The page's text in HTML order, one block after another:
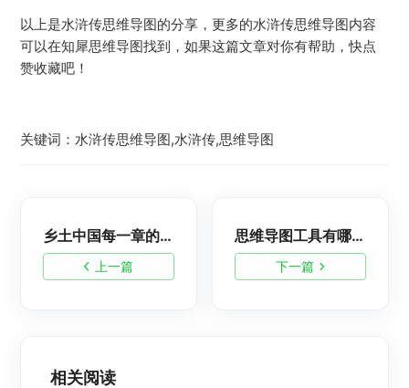
以上是水浒传思维导图的分享，更多的水浒传思维导图内容
可以在知犀思维导图找到，如果这篇文章对你有帮助，快点
赞收藏吧！
关键词：水浒传思维导图,水浒传,思维导图
上一篇
乡土中国每一章的思维导图，高清思维导图知识点免费分享
下一篇
思维导图工具有哪些？10款超好用的思维导图工具盘点！
相关阅读